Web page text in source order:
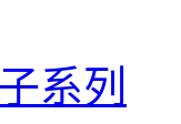
系列